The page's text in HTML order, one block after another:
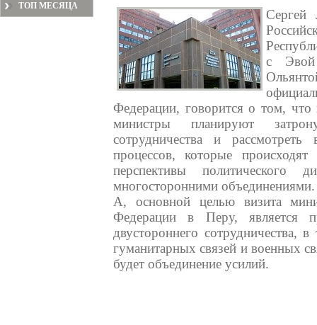
ТОП МЕСЯЦА
Сергей
с
Федерации, говорится о том,
министры планируют
сотрудничества и
процессов, которые
перспективы политического
многосторонними объединениями.
А, основной целью визита
Федерации в Перу, является
двустороннего сотрудничества,
гуманитарных связей и военных
будет объединение усилий.